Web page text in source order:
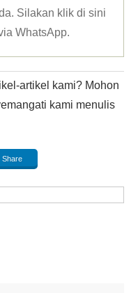
Silakan klikdi sini
WhatsApp.
artikel kami? Mohon
kami menulis
Share